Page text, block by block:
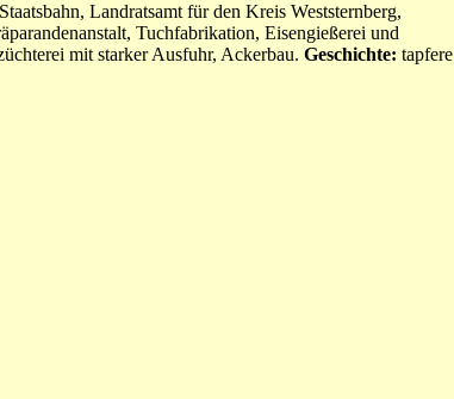
Landratsamt für den Kreis Weststernberg,
Tuchfabrikation, Eisengießerei und
mit starker Ausfuhr, Ackerbau. Geschichte: tapfere